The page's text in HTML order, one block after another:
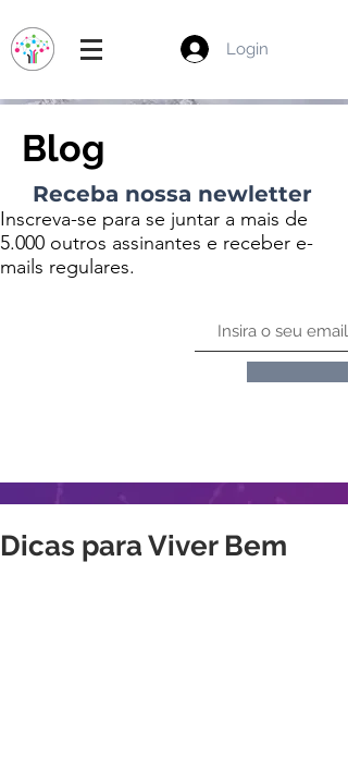
Login
Blog
Receba nossa newletter
Inscreva-se para se juntar a mais de
5.000 outros assinantes e receber e-
mails regulares.
Dicas para Viver Bem